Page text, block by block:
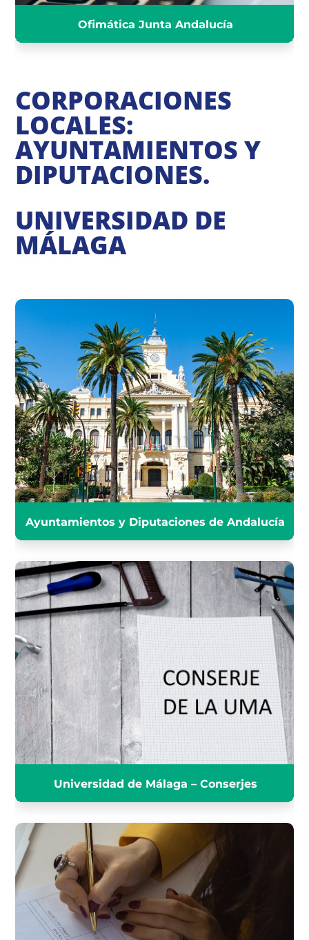
Ofimática Junta Andalucía
CORPORACIONES
LOCALES:
AYUNTAMIENTOS Y
DIPUTACIONES.
UNIVERSIDAD DE
MÁLAGA
Ayuntamientos y Diputaciones de Andalucía
AYUNTAMIENTOS Y
DIPUTACIONES DE ANDALUCÍA
INFÓRMATE
Universidad de Málaga – Conserjes
UNIVERSIDAD DE MÁLAGA -
CONSERJES
INFÓRMATE
TÉCNICO MEDIO EDUCADOR
DEL AYUNTAMIENTO DE
MÁLAGA